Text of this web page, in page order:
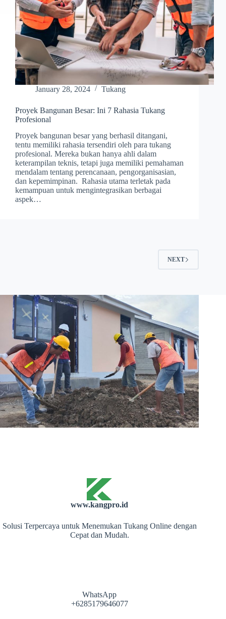
January 28, 2024 Tukang
Proyek Bangunan Besar: Ini 7 Rahasia Tukang
Profesional
Proyek bangunan besar yang berhasil ditangani,
tentu memiliki rahasia tersendiri oleh para tukang
profesional. Mereka bukan hanya ahli dalam
keterampilan teknis, tetapi juga memiliki pemahaman
mendalam tentang perencanaan, pengorganisasian,
dan kepemimpinan. Rahasia utama terletak pada
kemampuan untuk mengintegrasikan berbagai
aspek…
NEXT
www.kangpro.id
Solusi Terpercaya untuk Menemukan Tukang Online dengan
Cepat dan Mudah.
WhatsApp
+6285179646077